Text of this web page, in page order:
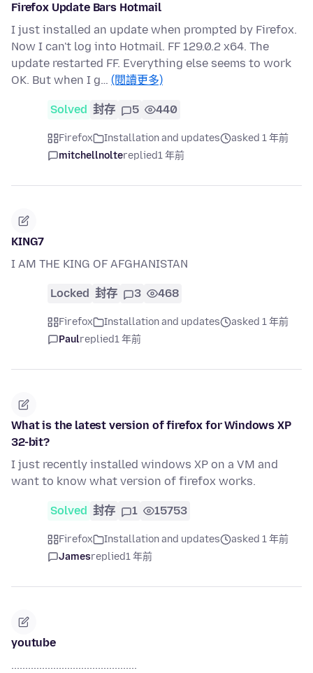
Firefox Update Bars Hotmail
I just installed an update when prompted by Firefox.
Now I can't log into Hotmail. FF 129.0.2 x64. The
update restarted FF. Everything else seems to work
OK. But when I g… (閱讀更多)
Solved 封存 5 440
Firefox Installation and updates
asked 1 年前
mitchellnoltereplied1 年前
KING7
I AM THE KING OF AFGHANISTAN
Locked 封存 3 468
Firefox Installation and updates
asked 1 年前
Paulreplied1 年前
What is the latest version of firefox for Windows XP
32-bit?
I just recently installed windows XP on a VM and
want to know what version of firefox works.
Solved 封存 1 15753
Firefox Installation and updates
asked 1 年前
Jamesreplied1 年前
youtube
.............................................